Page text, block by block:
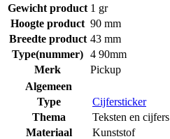
Gewicht product 1 gr
Hoogte product 90 mm
Breedte product 43 mm
Type(nummer) 4 90mm
Merk
Pickup
Algemeen
Type
Cijfersticker
Thema
Teksten en cijfers
Materiaal
Kunststof